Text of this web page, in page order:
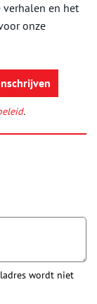
en het
onze
.
wordt niet